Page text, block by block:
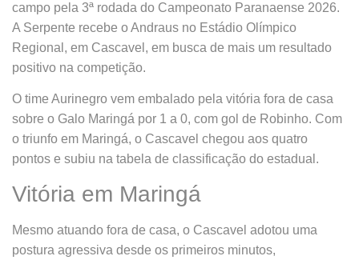
campo pela 3ª rodada do Campeonato Paranaense 2026.
A Serpente recebe o Andraus no Estádio Olímpico
Regional, em Cascavel, em busca de mais um resultado
positivo na competição.
O time Aurinegro vem embalado pela vitória fora de casa
sobre o Galo Maringá por 1 a 0, com gol de Robinho. Com
o triunfo em Maringá, o Cascavel chegou aos quatro
pontos e subiu na tabela de classificação do estadual.
Vitória em Maringá
Mesmo atuando fora de casa, o Cascavel adotou uma
postura agressiva desde os primeiros minutos,